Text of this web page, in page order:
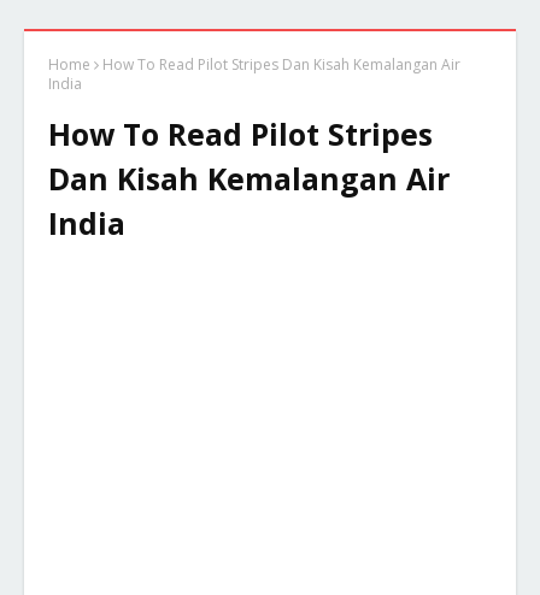
Home
How To Read Pilot Stripes Dan Kisah Kemalangan Air
India
How To Read Pilot Stripes
Dan Kisah Kemalangan Air
India